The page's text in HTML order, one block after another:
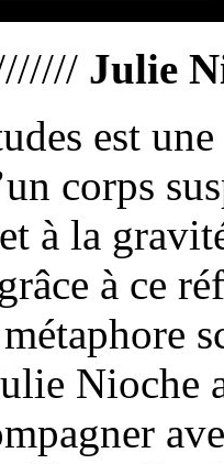
Julie
est
corps
à la
à ce
Nioche